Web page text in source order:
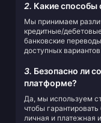
2. Какие способы
Мы принимаем
кредитные/
банковские
доступных
3. Безопасно ли
платформе?
Да, мы используем
чтобы
личная и платежная